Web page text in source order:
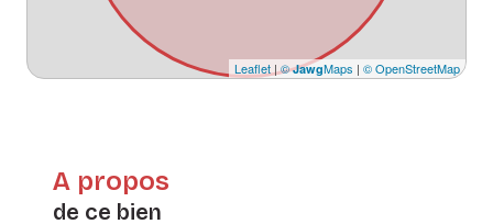
Leaflet|©JawgMaps | © OpenStreetMap
A propos
de ce bien